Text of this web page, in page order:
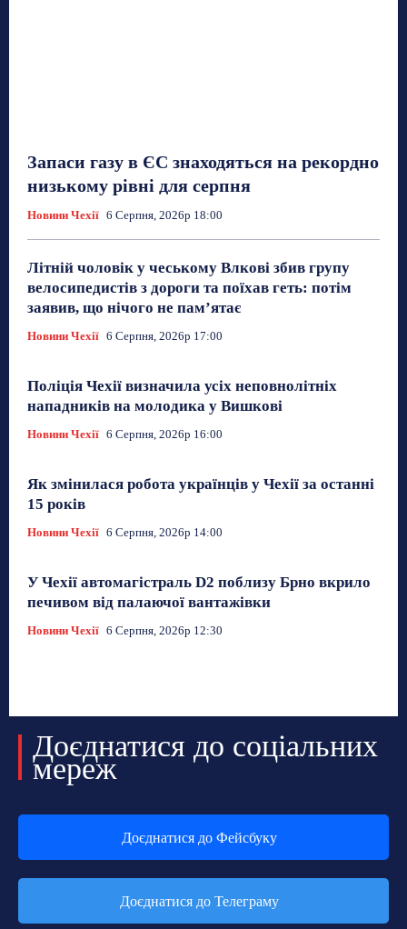
Запаси газу в ЄС знаходяться на рекордно
низькому рівні для серпня
Новини Чехії 6 Серпня, 2026р 18:00
Літній чоловік у чеському Влкові збив групу
велосипедистів з дороги та поїхав геть: потім
заявив, що нічого не пам’ятає
Новини Чехії 6 Серпня, 2026р 17:00
Поліція Чехії визначила усіх неповнолітніх
нападників на молодика у Вишкові
Новини Чехії 6 Серпня, 2026р 16:00
Як змінилася робота українців у Чехії за останні
15 років
Новини Чехії 6 Серпня, 2026р 14:00
У Чехії автомагістраль D2 поблизу Брно вкрило
печивом від палаючої вантажівки
Новини Чехії 6 Серпня, 2026р 12:30
Доєднатися до соціальних
мереж
Доєднатися до Фейсбуку
Доєднатися до Телеграму